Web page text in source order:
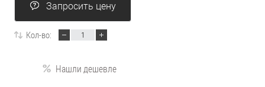
Запросить цену
Кол-во:
Нашли дешевле